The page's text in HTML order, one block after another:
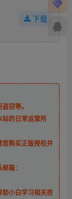
下载
窃等。
的日常运营所
购买正版授权并
箱：
小白学习相关技